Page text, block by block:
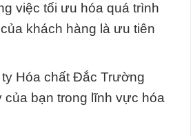
việc tối ưu hóa quá trình
khách hàng là ưu tiên
Hóa chất Đắc Trường
của bạn trong lĩnh vực hóa